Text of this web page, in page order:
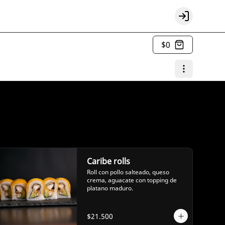
Login
$0
Caribe rolls
Roll con pollo salteado, queso
crema, aguacate con topping de
platano maduro.
$21.500